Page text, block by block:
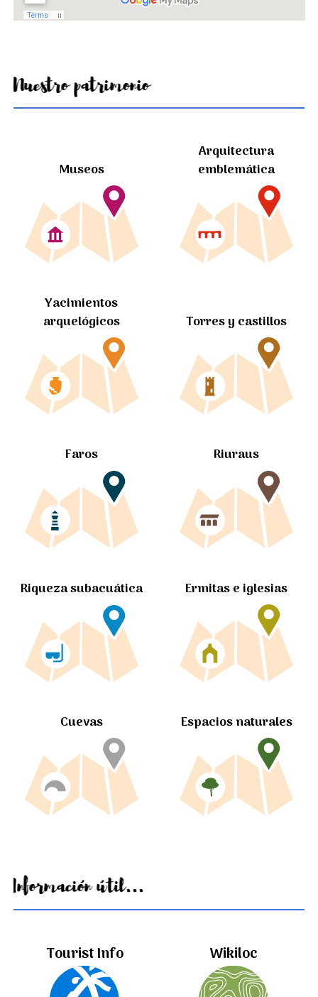
Nuestro patrimonio
Museos
Arquitectura
emblemática
Yacimientos
arquelógicos
Torres y castillos
Faros Riuraus
Riqueza subacuática Ermitas e iglesias
Cuevas Espacios naturales
Información útil...
Tourist Info Wikiloc